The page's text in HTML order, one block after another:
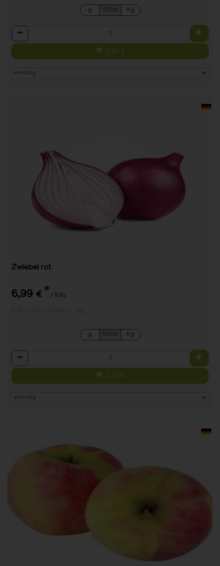
g Stück Kg
Anzahl
0,80 €
Zwiebel rot
6,99 € * / Kilo
g Stück Kg
Anzahl
0,35 €